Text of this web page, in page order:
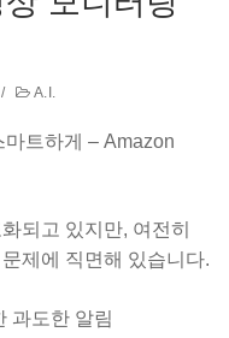
/ A.I.
트하게 – Amazon
되고 있지만, 여전히
제에 직면해 있습니다.
과도한 알림